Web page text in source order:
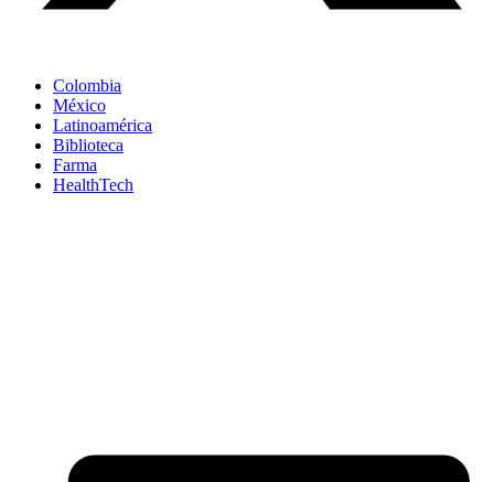
Colombia
México
Latinoamérica
Biblioteca
Farma
HealthTech